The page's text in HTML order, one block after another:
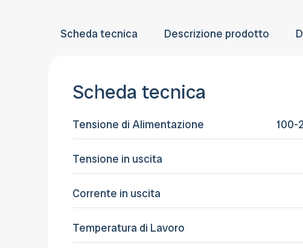
Scheda tecnica Descrizione prodotto
Scheda tecnica
Tensione di Alimentazione 100-
Tensione in uscita
Corrente in uscita
Temperatura di Lavoro